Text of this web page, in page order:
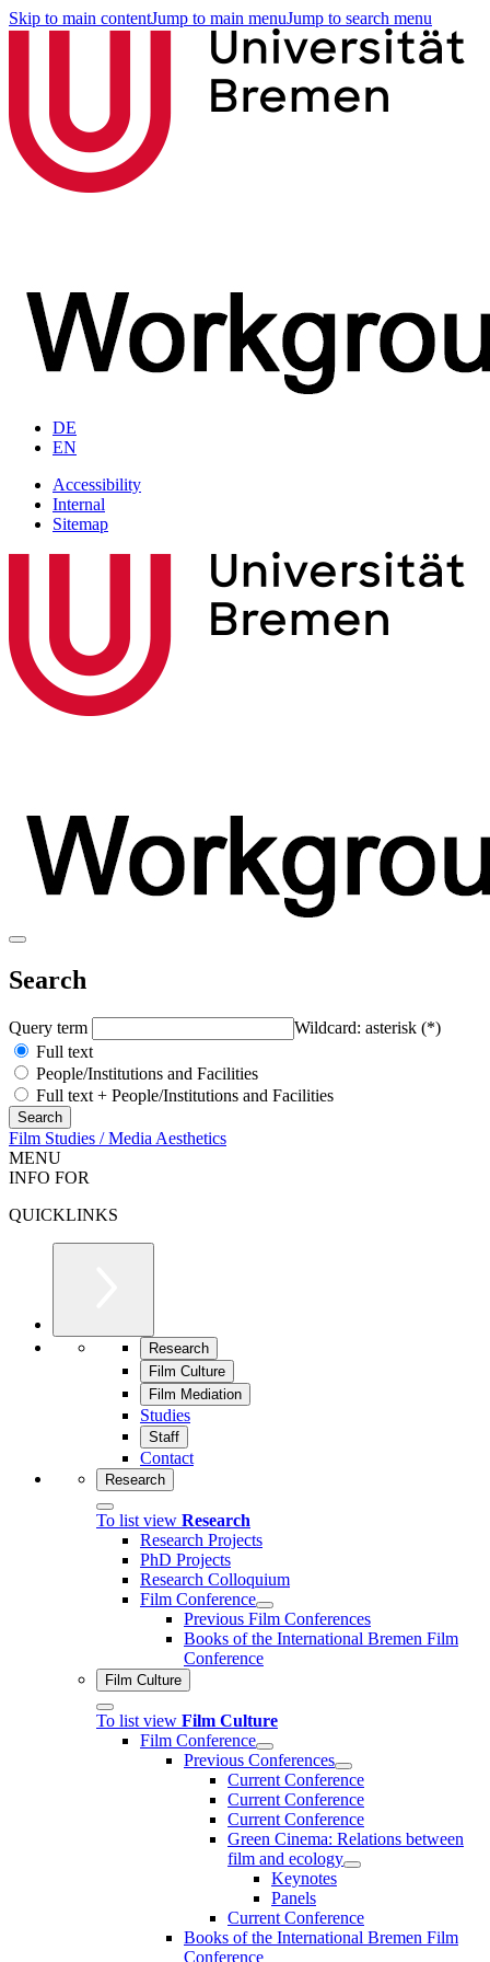
Skip to main contentJump to main menuJump to search menu
DE
EN
Accessibility
Internal
Sitemap
Search
Query term
Wildcard: asterisk (*)
Full text
People/Institutions and Facilities
Full text + People/Institutions and Facilities
Film Studies / Media Aesthetics
MENU
INFO FOR
QUICKLINKS
Research
Film Culture
Film Mediation
Studies
Staff
Contact
Research
To list view Research
Research Projects
PhD Projects
Research Colloquium
Film Conference
Previous Film Conferences
Books of the International Bremen Film
Conference
Film Culture
To list view Film Culture
Film Conference
Previous Conferences
Current Conference
Current Conference
Current Conference
Green Cinema: Relations between
film and ecology
Keynotes
Panels
Current Conference
Books of the International Bremen Film
Conference